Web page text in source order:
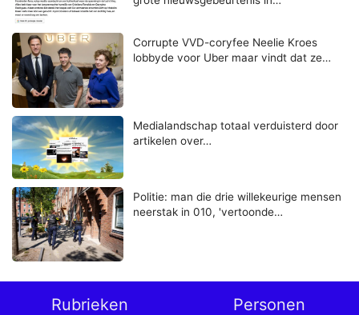
Corrupte VVD-coryfee Neelie Kroes
lobbyde voor Uber maar vindt dat ze…
Medialandschap totaal verduisterd door
artikelen over…
Politie: man die drie willekeurige mensen
neerstak in 010, 'vertoonde…
Rubrieken Personen